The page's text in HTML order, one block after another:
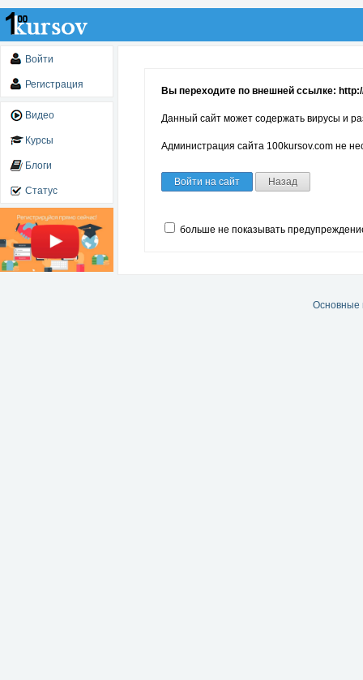
Войти
Регистрация
Видео
Курсы
Блоги
Статус
Вы переходите по внешней ссылке:
Данный сайт может содержать вирусы и
Администрация сайта 100kursov.com не
Войти на сайт Назад
больше не показывать
Основные